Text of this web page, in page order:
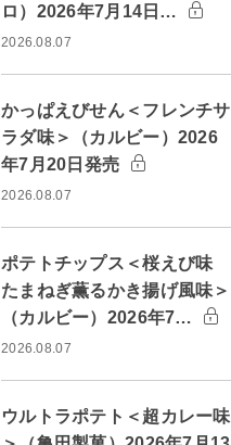
ロ）2026年7月14日…
2026.08.07
かっぱえびせん＜フレンチサ
ラダ味＞（カルビー）2026
年7月20日発売
2026.08.07
ポテトチップス＜桜えび味
たまねぎ薫るかき揚げ風味＞
（カルビー）2026年7…
2026.08.07
ウルトラポテト＜超カレー味